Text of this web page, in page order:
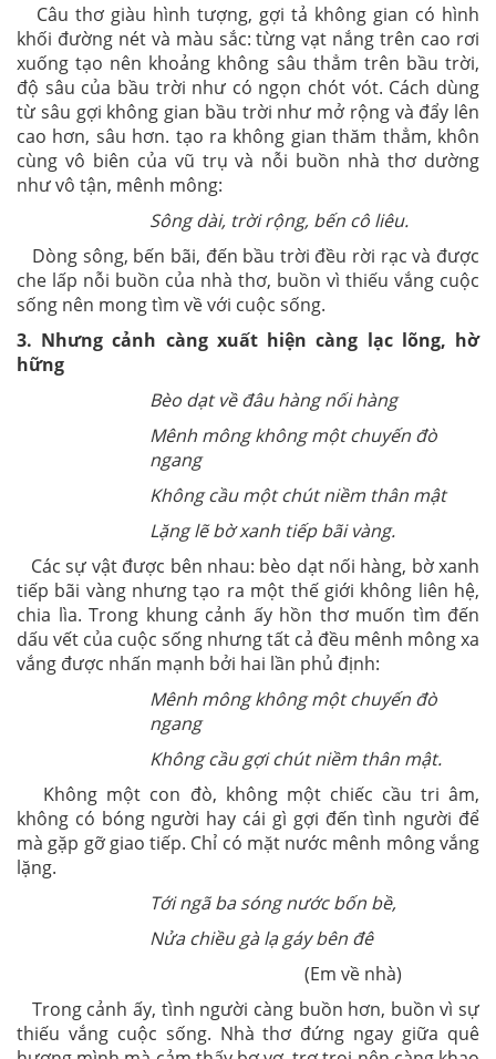
Câu thơ giàu hình tượng, gợi tả không gian có hình
khối đường nét và màu sắc: từng vạt nắng trên cao rơi
xuống tạo nên khoảng không sâu thẳm trên bầu trời,
độ sâu của bầu trời như có ngọn chót vót. Cách dùng
từ sâu gợi không gian bầu trời như mở rộng và đẩy lên
cao hơn, sâu hơn. tạo ra không gian thăm thẳm, khôn
cùng vô biên của vũ trụ và nỗi buồn nhà thơ dường
như vô tận, mênh mông:
Sông dài, trời rộng, bến cô liêu.
Dòng sông, bến bãi, đến bầu trời đều rời rạc và được
che lấp nỗi buồn của nhà thơ, buồn vì thiếu vắng cuộc
sống nên mong tìm về với cuộc sống.
3. Nhưng cảnh càng xuất hiện càng lạc lõng, hờ
hững
Bèo dạt về đâu hàng nối hàng
Mênh mông không một chuyến đò
ngang
Không cầu một chút niềm thân mật
Lặng lẽ bờ xanh tiếp bãi vàng.
Các sự vật được bên nhau: bèo dạt nối hàng, bờ xanh
tiếp bãi vàng nhưng tạo ra một thế giới không liên hệ,
chia lìa. Trong khung cảnh ấy hồn thơ muốn tìm đến
dấu vết của cuộc sống nhưng tất cả đều mênh mông xa
vắng được nhấn mạnh bởi hai lần phủ định:
Mênh mông không một chuyến đò
ngang
Không cầu gợi chút niềm thân mật.
Không một con đò, không một chiếc cầu tri âm,
không có bóng người hay cái gì gợi đến tình người để
mà gặp gỡ giao tiếp. Chỉ có mặt nước mênh mông vắng
lặng.
Tới ngã ba sóng nước bốn bề,
Nửa chiều gà lạ gáy bên đê
(Em về nhà)
Trong cảnh ấy, tình người càng buồn hơn, buồn vì sự
thiếu vắng cuộc sống. Nhà thơ đứng ngay giữa quê